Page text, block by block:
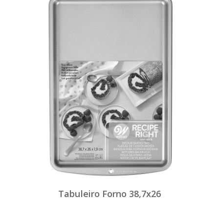
Tabuleiro Forno 38,7x26